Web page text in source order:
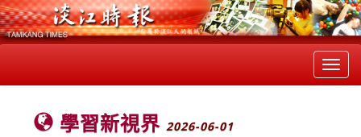
學習新視界 2026-06-01